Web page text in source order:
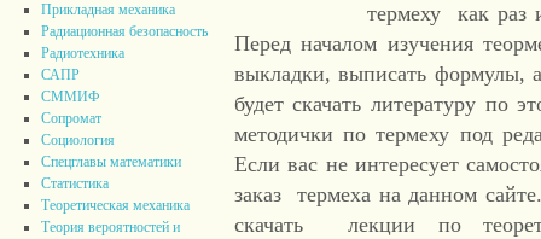
Прикладная механика
Радиационная безопасность
Радиотехника
САПР
СММИФ
Сопромат
Социология
Спецглавы математики
Статистика
Теоретическая механика
Теория вероятностей и
термеху как раз
Перед началом изучения
выкладки, выписать формулы,
будет скачать литературу по
методички по термеху под
Если вас не интересует
заказ термеха на данном
скачать лекции по